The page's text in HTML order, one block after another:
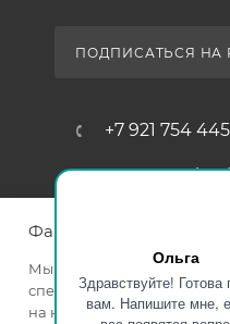
Ольга
Здравствуйте! Готова
вам. Напишите мне,
ПОДПИСАТЬСЯ НА
+7 921 754
Файлы cookie
Мы используем файлы
специалистами и
на нашем веб-сайте, что